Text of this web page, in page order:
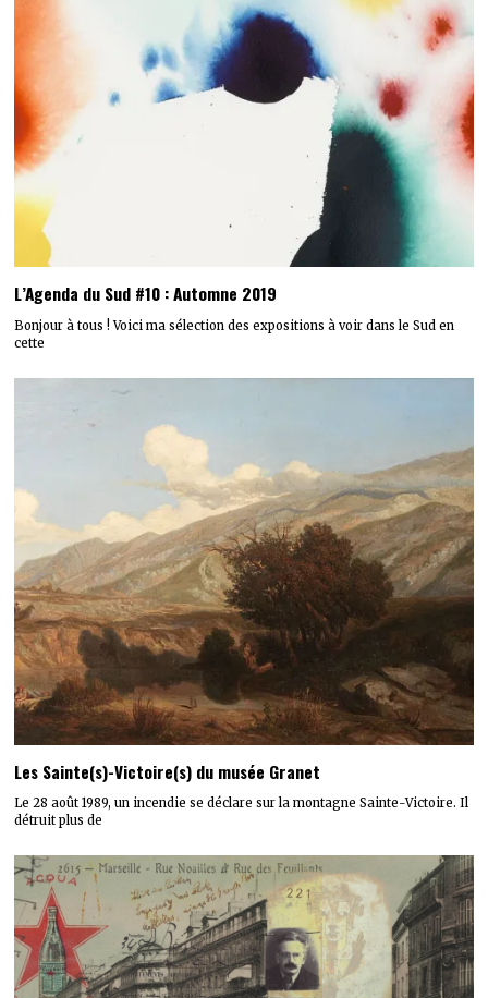
L’Agenda du Sud #10 : Automne 2019
Bonjour à tous ! Voici ma sélection des expositions à voir dans le Sud en
cette
Les Sainte(s)-Victoire(s) du musée Granet
Le 28 août 1989, un incendie se déclare sur la montagne Sainte-Victoire. Il
détruit plus de